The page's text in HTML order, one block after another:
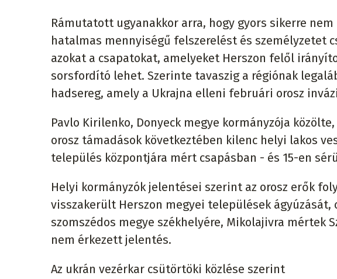
Rámutatott ugyanakkor arra, hogy gyors sikerre
hatalmas mennyiségű felszerelést és személyzetet
azokat a csapatokat, amelyeket Herszon felől
sorsfordító lehet. Szerinte tavaszig a régiónak
hadsereg, amely a Ukrajna elleni februári orosz
Pavlo Kirilenko, Donyeck megye kormányzója
orosz támadások következtében kilenc helyi lakos
település központjára mért csapásban - és 15-en
Helyi kormányzók jelentései szerint az orosz erők
visszakerült Herszon megyei települések
szomszédos megye székhelyére, Mikolajivra mértek
nem érkezett jelentés.
Az ukrán vezérkar csütörtöki közlése szerint